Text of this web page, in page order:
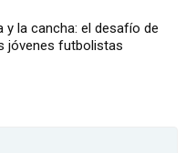
y la cancha: el desafío de
jóvenes futbolistas